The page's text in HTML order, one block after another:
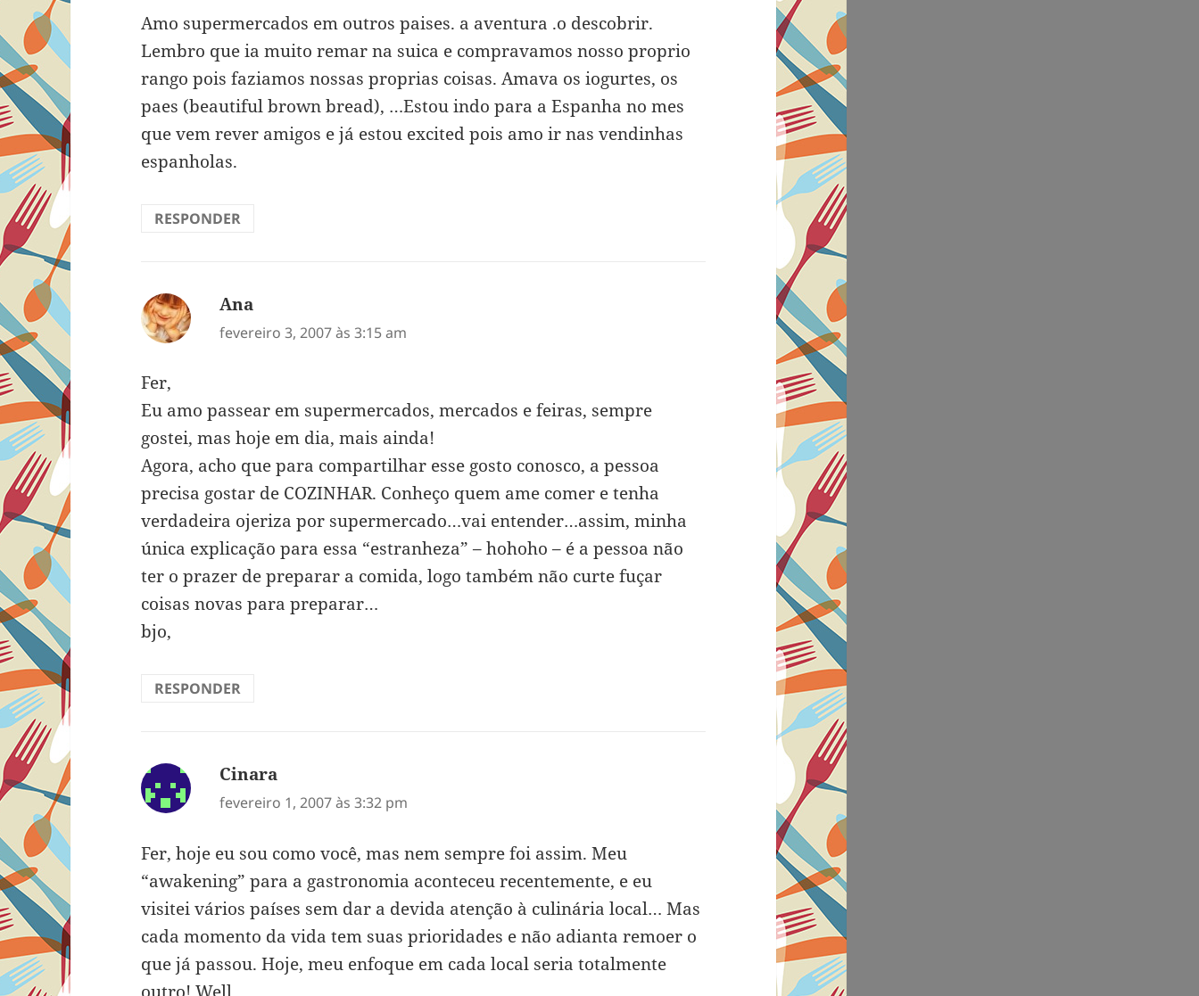
Amo supermercados em outros paises. a aventura .o descobrir.
Lembro que ia muito remar na suica e compravamos nosso proprio
rango pois faziamos nossas proprias coisas. Amava os iogurtes, os
paes (beautiful brown bread), …Estou indo para a Espanha no mes
que vem rever amigos e já estou excited pois amo ir nas vendinhas
espanholas.
RESPONDER
Ana
fevereiro 3, 2007 às 3:15 am
Fer,
Eu amo passear em supermercados, mercados e feiras, sempre
gostei, mas hoje em dia, mais ainda!
Agora, acho que para compartilhar esse gosto conosco, a pessoa
precisa gostar de COZINHAR. Conheço quem ame comer e tenha
verdadeira ojeriza por supermercado…vai entender…assim, minha
única explicação para essa “estranheza” – hohoho – é a pessoa não
ter o prazer de preparar a comida, logo também não curte fuçar
coisas novas para preparar…
bjo,
RESPONDER
Cinara
fevereiro 1, 2007 às 3:32 pm
Fer, hoje eu sou como você, mas nem sempre foi assim. Meu
“awakening” para a gastronomia aconteceu recentemente, e eu
visitei vários países sem dar a devida atenção à culinária local… Mas
cada momento da vida tem suas prioridades e não adianta remoer o
que já passou. Hoje, meu enfoque em cada local seria totalmente
outro! Well…